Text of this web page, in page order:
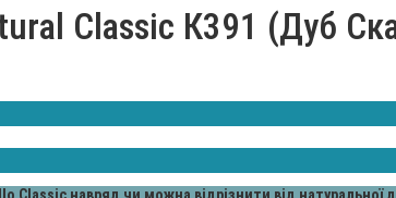
Classic К391 (Дуб